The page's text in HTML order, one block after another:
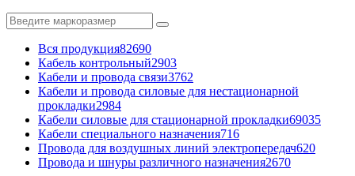
Вся продукция82690
Кабель контрольный2903
Кабели и провода связи3762
Кабели и провода силовые для нестационарной
прокладки2984
Кабели силовые для стационарной прокладки69035
Кабели специального назначения716
Провода для воздушных линий электропередач620
Провода и шнуры различного назначения2670